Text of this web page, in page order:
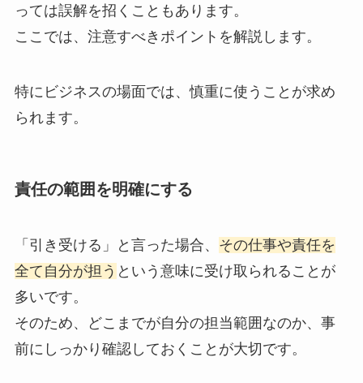
っては誤解を招くこともあります。
ここでは、注意すべきポイントを解説します。
特にビジネスの場面では、慎重に使うことが求め
られます。
責任の範囲を明確にする
「引き受ける」と言った場合、 その仕事や責任を
全て自分が担う という意味に受け取られることが
多いです。
そのため、どこまでが自分の担当範囲なのか、事
前にしっかり確認しておくことが大切です。